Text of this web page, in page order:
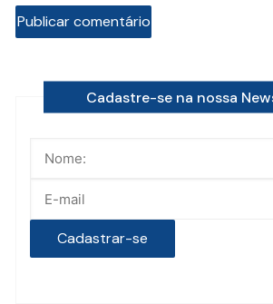
Cadastre-se na nossa